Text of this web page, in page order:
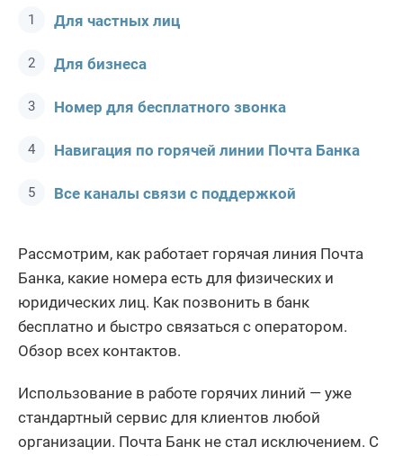
Для частных лиц
Для бизнеса
Номер для бесплатного звонка
Навигация по горячей линии Почта Банка
Все каналы связи с поддержкой
Рассмотрим, как работает горячая линия Почта
Банка, какие номера есть для физических и
юридических лиц. Как позвонить в банк
бесплатно и быстро связаться с оператором.
Обзор всех контактов.
Использование в работе горячих линий — уже
стандартный сервис для клиентов любой
организации. Почта Банк не стал исключением. С